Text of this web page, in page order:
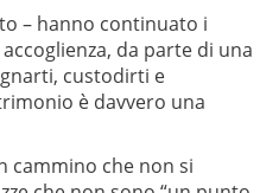
– hanno continuato i
da parte di una
custodirti e
è davvero una
cammino che non si